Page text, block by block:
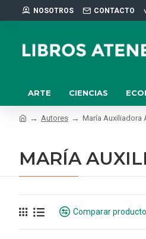
NOSOTROS CONTACTO
ARTE CIENCIAS
Autores María Auxiliadora
MARÍA
Comparar